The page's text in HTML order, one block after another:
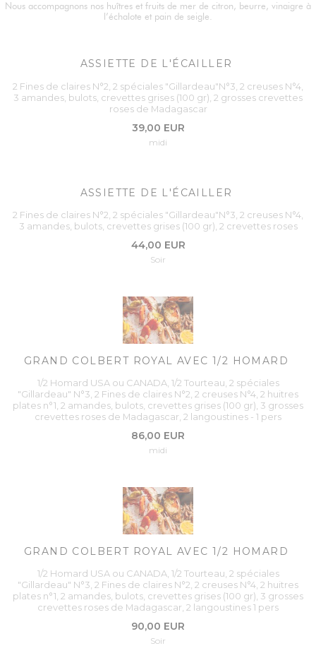
Nous accompagnons nos huîtres et fruits de mer de citron, beurre, vinaigre à
l’échalote et pain de seigle.
ASSIETTE DE L'ÉCAILLER
2 Fines de claires N°2, 2 spéciales "Gillardeau"N°3, 2 creuses N°4,
3 amandes, bulots, crevettes grises (100 gr), 2 grosses crevettes
roses de Madagascar
39,00 EUR
midi
ASSIETTE DE L'ÉCAILLER
2 Fines de claires N°2, 2 spéciales "Gillardeau"N°3, 2 creuses N°4,
3 amandes, bulots, crevettes grises (100 gr), 2 crevettes roses
44,00 EUR
Soir
GRAND COLBERT ROYAL AVEC 1/2 HOMARD
1/2 Homard USA ou CANADA, 1/2 Tourteau, 2 spéciales
"Gillardeau" N°3, 2 Fines de claires N°2, 2 creuses N°4, 2 huitres
plates n°1, 2 amandes, bulots, crevettes grises (100 gr), 3 grosses
crevettes roses de Madagascar, 2 langoustines - 1 pers
86,00 EUR
midi
GRAND COLBERT ROYAL AVEC 1/2 HOMARD
1/2 Homard USA ou CANADA, 1/2 Tourteau, 2 spéciales
"Gillardeau" N°3, 2 Fines de claires N°2, 2 creuses N°4, 2 huitres
plates n°1, 2 amandes, bulots, crevettes grises (100 gr), 3 grosses
crevettes roses de Madagascar, 2 langoustines 1 pers
90,00 EUR
Soir